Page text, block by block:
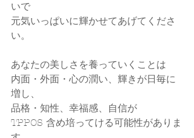
いで
元気いっぱいに輝かせてあげてくださ
い。
あなたの美しさを養っていくことは
内面・外面・心の潤い、輝きが日毎に
増し、
品格・知性、幸福感、自信が
TPPOS 含め培ってける可能性がありま